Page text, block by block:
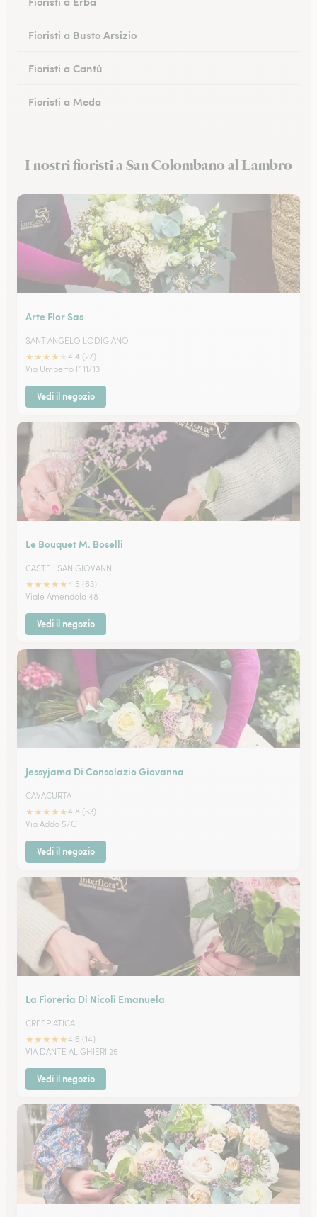
Fioristi a Busto Arsizio
Fioristi a Cantù
Fioristi a Meda
Fioristi a Monza
I nostri fioristi a San Colombano al Lambro
Arte Flor Sas
SANT'ANGELO LODIGIANO
★★★★
4.4 (27)
Via Umberto I° 11/13
Vedi il negozio
Le Bouquet M. Boselli
CASTEL SAN GIOVANNI
★★★★★4.5 (63)
Viale Amendola 48
Vedi il negozio
Jessyjama Di Consolazio Giovanna
CAVACURTA
★★★★★4.8 (33)
Via Adda 5/C
Vedi il negozio
La Fioreria Di Nicoli Emanuela
CRESPIATICA
★★★★★4.6 (14)
VIA DANTE ALIGHIERI 25
Vedi il negozio